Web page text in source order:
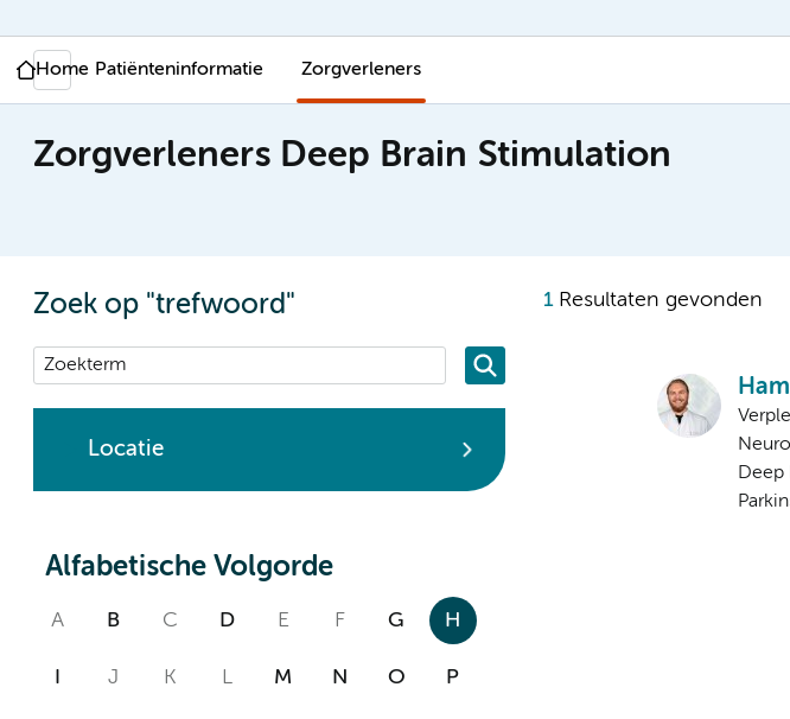
Home Patiënteninformatie Zorgverleners
Zorgverleners Deep Brain Stimulation
Zoek op "trefwoord"
Locatie
Alfabetische Volgorde
A B C D E F G H
J K L M N O P
1Resultaten gevonden
Deep